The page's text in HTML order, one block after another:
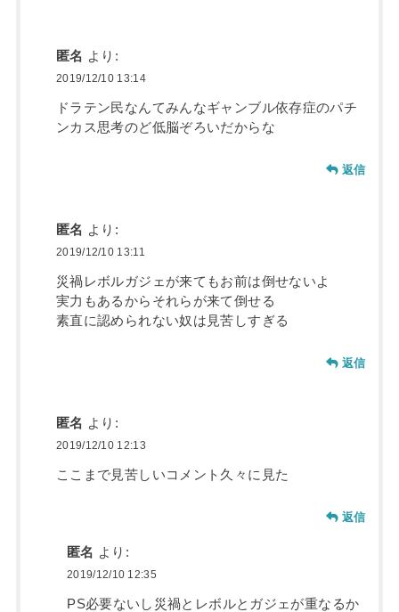
匿名 より:
2019/12/10 13:14
ドラテン民なんてみんなギャンブル依存症のパチ
ンカス思考のど低脳ぞろいだからな
返信
匿名 より:
2019/12/10 13:11
災禍レボルガジェが来てもお前は倒せないよ
実力もあるからそれらが来て倒せる
素直に認められない奴は見苦しすぎる
返信
匿名 より:
2019/12/10 12:13
ここまで見苦しいコメント久々に見た
返信
匿名 より:
2019/12/10 12:35
PS必要ないし災禍とレボルとガジェが重なるか